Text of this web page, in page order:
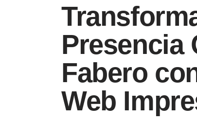
Presencia
Fabero
Web